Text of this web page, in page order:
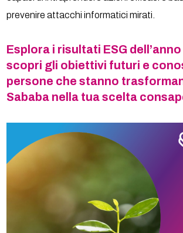
prevenire attacchi informatici mirati.
Esplora i risultati ESG
scopri gli obiettivi futuri e
persone che stanno
Sababa nella tua scelta